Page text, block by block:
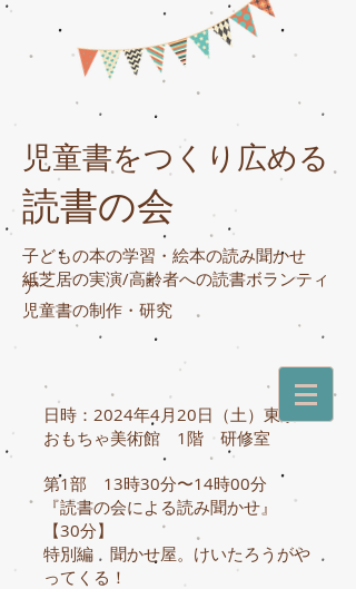
児童書をつくり広める
読書の会
子どもの本の学習・絵本の読み聞かせ
紙芝居の実演/高齢者への読書ボランティ
ア
​児童書の制作・研究
日時：2024年4月20日（土）東京
おもちゃ美術館 1階 研修室
第1部 13時30分〜14時00分
『読書の会による読み聞かせ』
【30分】
特別編 聞かせ屋。けいたろうがや
ってくる！